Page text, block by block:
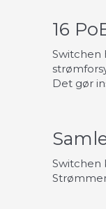
16
Switchen
Det gør
Switchen